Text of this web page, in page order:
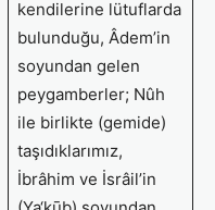
kendilerine lütuflarda
bulunduğu, Âdem’in
soyundan gelen
peygamberler; Nûh
ile birlikte (gemide)
taşıdıklarımız,
İbrâhim ve İsrâil’in